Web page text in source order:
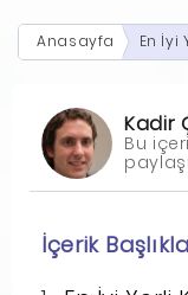
Anasayfa En İyi
Kadir
Bu
İçerik